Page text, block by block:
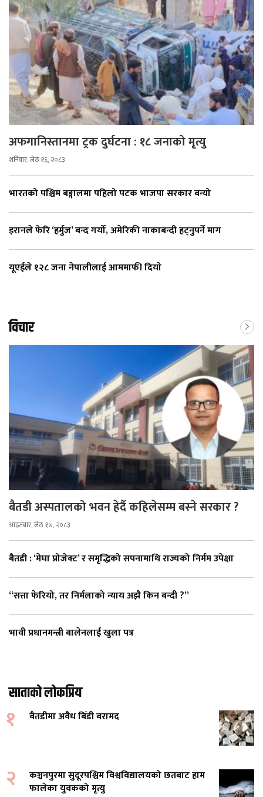
अफगानिस्तानमा ट्रक दुर्घटना : १८ जनाको मृत्यु
शनिबार, जेठ १६, २०८३
भारतको पश्चिम बङ्गालमा पहिलो पटक भाजपा सरकार बन्यो
इरानले फेरि ‘हर्मुज’ बन्द गर्यो, अमेरिकी नाकाबन्दी हट्नुपर्ने माग
यूएईले १२८ जना नेपालीलाई आममाफी दियाे
विचार
बैतडी अस्पतालको भवन हेर्दै कहिलेसम्म बस्ने सरकार ?
आइतबार, जेठ १७, २०८३
बैतडी : ‘मेघा प्रोजेक्ट’ र समृद्धिको सपनामाथि राज्यको निर्मम उपेक्षा
“सत्ता फेरियो, तर निर्मलाको न्याय अझै किन बन्दी ?”
भावी प्रधानमन्त्री बालेनलाई खुला पत्र
साताको लोकप्रिय
१ बैतडीमा अवैध बिँडी बरामद
२
कञ्चनपुरमा सुदूरपश्चिम विश्वविद्यालयको छतबाट हाम
फालेका युवकको मृत्यु